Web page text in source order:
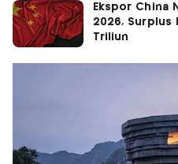
Ekspor China
2026, Surplus
Triliun